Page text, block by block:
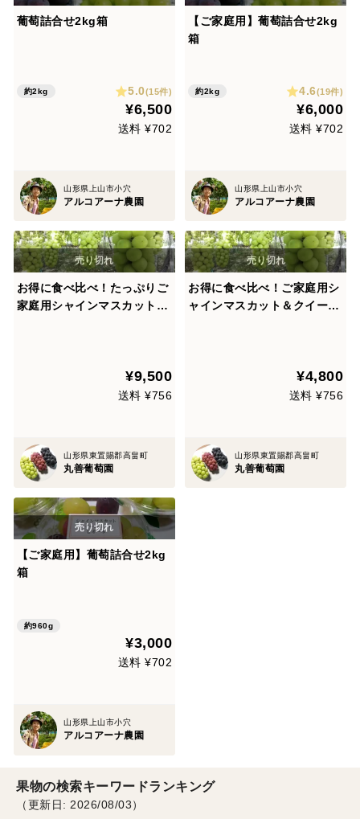
葡萄詰合せ2kg箱
約2kg 5.0(15件)
¥6,500
送料 ¥702
山形県上山市小穴
アルコアーナ農園
【ご家庭用】葡萄詰合せ2kg
箱
約2kg 4.6(19件)
¥6,000
送料 ¥702
山形県上山市小穴
アルコアーナ農園
お得に食べ比べ！たっぷりご
家庭用シャインマスカット＆
¥9,500
送料 ¥756
山形県東置賜郡高畠町
丸善葡萄園
お得に食べ比べ！ご家庭用シ
ャインマスカット＆クイーン
¥4,800
送料 ¥756
山形県東置賜郡高畠町
丸善葡萄園
【ご家庭用】葡萄詰合せ2kg
箱
約960g
¥3,000
送料 ¥702
山形県上山市小穴
アルコアーナ農園
果物の検索キーワードランキング
（更新日: 2026/08/03）